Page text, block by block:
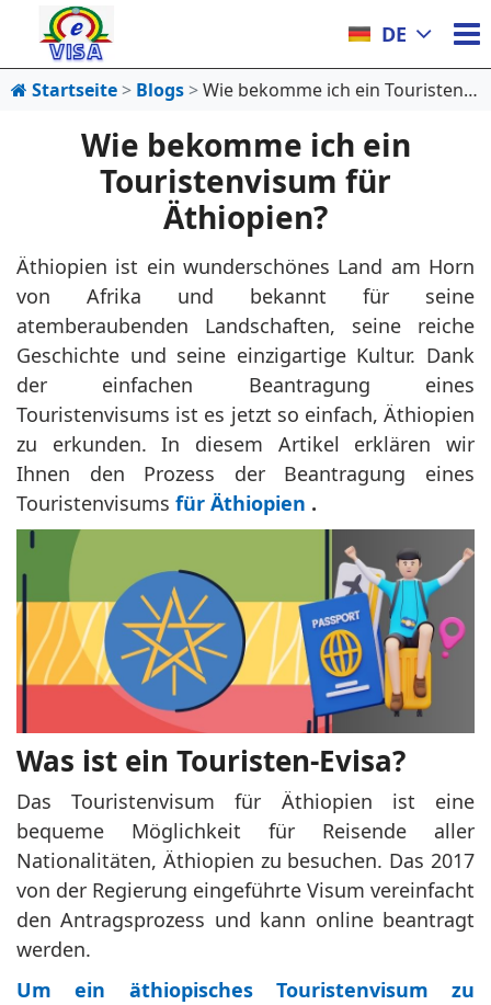
DE
Startseite Blogs Wie bekomme ich ein Touristenvisum für Äthiopien?
Wie bekomme ich ein
Touristenvisum für
Äthiopien?
Äthiopien ist ein wunderschönes Land am Horn
von Afrika und bekannt für seine
atemberaubenden Landschaften, seine reiche
Geschichte und seine einzigartige Kultur. Dank
der einfachen Beantragung eines
Touristenvisums ist es jetzt so einfach, Äthiopien
zu erkunden. In diesem Artikel erklären wir
Ihnen den Prozess der Beantragung eines
Touristenvisums für Äthiopien .
Was ist ein Touristen-Evisa?
Das Touristenvisum für Äthiopien ist eine
bequeme Möglichkeit für Reisende aller
Nationalitäten, Äthiopien zu besuchen. Das 2017
von der Regierung eingeführte Visum vereinfacht
den Antragsprozess und kann online beantragt
werden.
Um ein äthiopisches Touristenvisum zu